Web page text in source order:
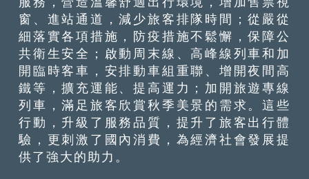
窗、進站通道，減少旅客排隊時間；從嚴從
細落實各項措施，防疫措施不鬆懈，保障公
共衛生安全；啟動周末線、高峰線列車和加
開臨時客車，安排動車組重聯、增開夜間高
鐵等，擴充運能、提高運力；加開旅遊專線
列車，滿足旅客欣賞秋季美景的需求。這些
行動，升級了服務品質，提升了旅客出行體
驗，更刺激了國內消費，為經濟社會發展提
供了強大的助力。